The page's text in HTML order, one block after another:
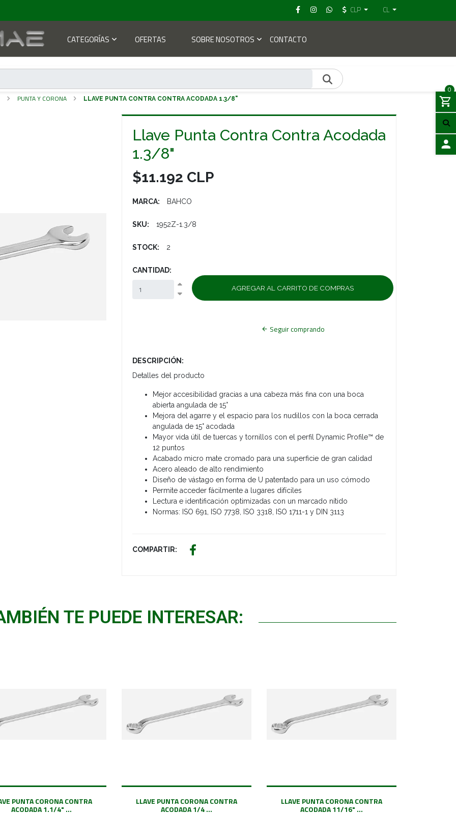
CLP CL
CATEGORÍAS OFERTAS SOBRE NOSOTROS CONTACTO
0
PUNTA Y CORONA LLAVE PUNTA CONTRA CONTRA ACODADA 1.3/8"
Llave Punta Contra Contra Acodada
1.3/8"
$11.192 CLP
MARCA: BAHCO
SKU: 1952Z-1.3/8
STOCK: 2
CANTIDAD:
Seguir comprando
DESCRIPCIÓN:
Detalles del producto
Mejor accesibilidad gracias a una cabeza más fina con una boca
abierta angulada de 15°
Mejora del agarre y el espacio para los nudillos con la boca cerrada
angulada de 15° acodada
Mayor vida útil de tuercas y tornillos con el perfil Dynamic Profile™ de
12 puntos
Acabado micro mate cromado para una superficie de gran calidad
Acero aleado de alto rendimiento
Diseño de vástago en forma de U patentado para un uso cómodo
Permite acceder fácilmente a lugares difíciles
Lectura e identificación optimizadas con un marcado nítido
Normas: ISO 691, ISO 7738, ISO 3318, ISO 1711-1 y DIN 3113
COMPARTIR:
TE PUEDE INTERESAR:
PUNTA CORONA CONTRA
ACODADA 1.1/4" ...
LLAVE PUNTA CORONA CONTRA
ACODADA 1/4 ...
LLAVE PUNTA CORONA CONTRA
ACODADA 11/16" ...